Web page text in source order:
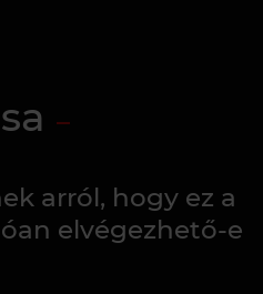
arról, hogy ez a
elvégezhető-e